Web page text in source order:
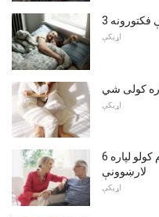
فکتورونه
اړیکې
کولی شي
اړیکې
د یوې میرمنې ټوټې پیچ څخه د نرم کولو لپاره 6
لارښوونې
اړیکې